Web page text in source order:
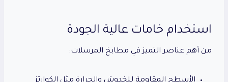
استخدام خامات عالية الجودة
من أهم عناصر التميز في مطابخ المرسلات: